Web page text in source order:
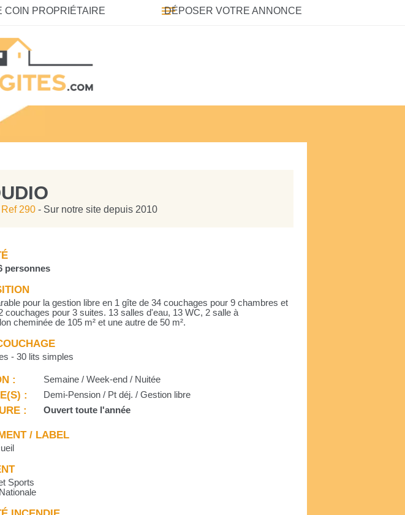
COIN PROPRIÉTAIRE DÉPOSER VOTRE ANNONCE
Ref 290 - Sur notre site depuis 2010
personnes
pour la gestion libre en 1 gîte de 34 couchages pour 9 chambres et
couchages pour 3 suites. 13 salles d'eau, 13 WC, 2 salle à
cheminée de 105 m² et une autre de 50 m².
- 30 lits simples
: Semaine / Week-end / Nuitée
: Demi-Pension / Pt déj. / Gestion libre
: Ouvert toute l'année
/ LABEL
Sports